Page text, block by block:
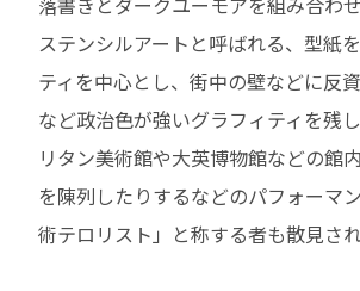
ステンシルアートと呼ばれる、型紙
ティを中心とし、街中の壁などに反
など政治色が強いグラフィティを残
リタン美術館や大英博物館などの館
を陳列したりするなどのパフォーマ
術テロリスト」と称する者も散見され